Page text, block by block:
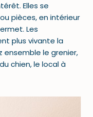
Elles se
pièces, en intérieur
Les
plus vivante la
ensemble le grenier,
chien, le local à